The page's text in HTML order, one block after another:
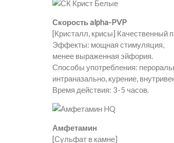
Скорость alpha-PVP
[Кристалл, крисы] Качественный
Эффекты: мощная стимуляция,
менее выраженная эйфория.
Способы употребления:
интраназально, курение,
Время действия: 3-5 часов.
Амфетамин
[Сульфат в камне]